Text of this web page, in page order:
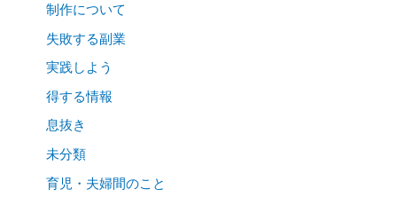
制作について
失敗する副業
実践しよう
得する情報
息抜き
未分類
育児・夫婦間のこと